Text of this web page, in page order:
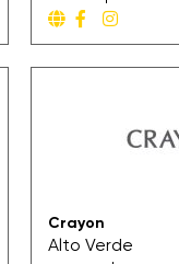
Crayon
Alto Verde